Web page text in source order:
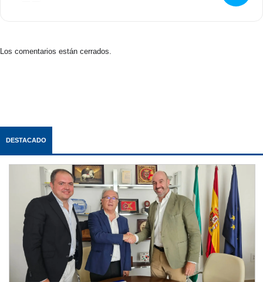
Los comentarios están cerrados.
DESTACADO